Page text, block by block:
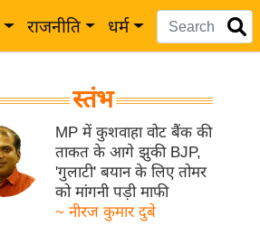
राजनीति धर्म
स्तंभ
MP में कुशवाहा वोट बैंक की
ताकत के आगे झुकी BJP,
'गुलाटी' बयान के लिए तोमर
को मांगनी पड़ी माफी
~ नीरज कुमार दुबे